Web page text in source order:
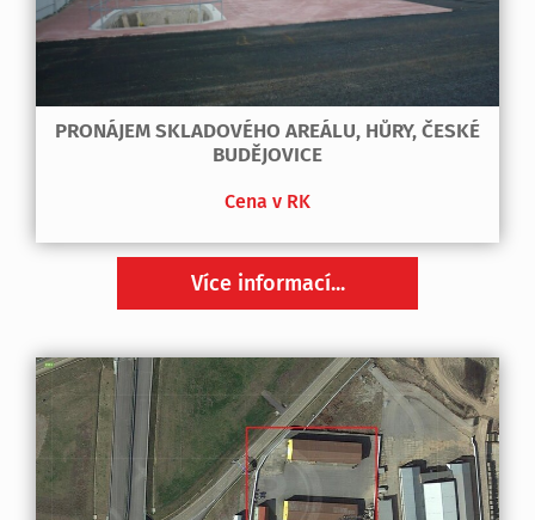
PRONÁJEM SKLADOVÉHO AREÁLU, HŮRY, ČESKÉ
BUDĚJOVICE
Cena v RK
Více informací...